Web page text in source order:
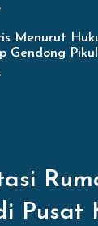
Menurut
Gendong Pikul
Pusat